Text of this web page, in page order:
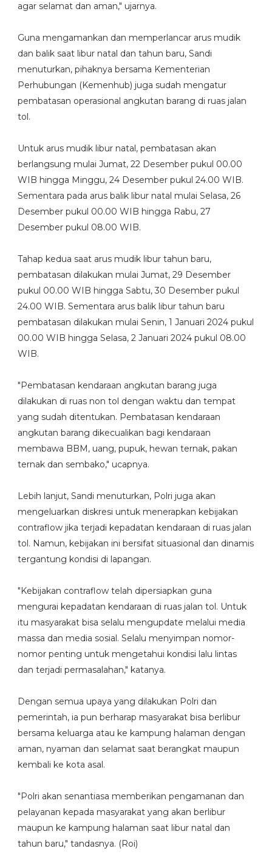
agar selamat dan aman," ujarnya.
Guna mengamankan dan memperlancar arus mudik
dan balik saat libur natal dan tahun baru, Sandi
menuturkan, pihaknya bersama Kementerian
Perhubungan (Kemenhub) juga sudah mengatur
pembatasan operasional angkutan barang di ruas jalan
tol.
Untuk arus mudik libur natal, pembatasan akan
berlangsung mulai Jumat, 22 Desember pukul 00.00
WIB hingga Minggu, 24 Desember pukul 24.00 WIB.
Sementara pada arus balik libur natal mulai Selasa, 26
Desember pukul 00.00 WIB hingga Rabu, 27
Desember pukul 08.00 WIB.
Tahap kedua saat arus mudik libur tahun baru,
pembatasan dilakukan mulai Jumat, 29 Desember
pukul 00.00 WIB hingga Sabtu, 30 Desember pukul
24.00 WIB. Sementara arus balik libur tahun baru
pembatasan dilakukan mulai Senin, 1 Januari 2024 pukul
00.00 WIB hingga Selasa, 2 Januari 2024 pukul 08.00
WIB.
"Pembatasan kendaraan angkutan barang juga
dilakukan di ruas non tol dengan waktu dan tempat
yang sudah ditentukan. Pembatasan kendaraan
angkutan barang dikecualikan bagi kendaraan
membawa BBM, uang, pupuk, hewan ternak, pakan
ternak dan sembako," ucapnya.
Lebih lanjut, Sandi menuturkan, Polri juga akan
mengeluarkan diskresi untuk menerapkan kebijakan
contraflow jika terjadi kepadatan kendaraan di ruas jalan
tol. Namun, kebijakan ini bersifat situasional dan dinamis
tergantung kondisi di lapangan.
"Kebijakan contraflow telah dipersiapkan guna
mengurai kepadatan kendaraan di ruas jalan tol. Untuk
itu masyarakat bisa selalu mengupdate melalui media
massa dan media sosial. Selalu menyimpan nomor-
nomor penting untuk mengetahui kondisi lalu lintas
dan terjadi permasalahan," katanya.
Dengan semua upaya yang dilakukan Polri dan
pemerintah, ia pun berharap masyarakat bisa berlibur
bersama keluarga atau ke kampung halaman dengan
aman, nyaman dan selamat saat berangkat maupun
kembali ke kota asal.
"Polri akan senantiasa memberikan pengamanan dan
pelayanan kepada masyarakat yang akan berlibur
maupun ke kampung halaman saat libur natal dan
tahun baru," tandasnya. (Roi)